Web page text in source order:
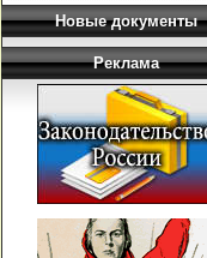
Новые документы
Реклама